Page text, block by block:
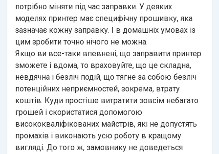
потрібно міняти під час заправки. У деяких
моделях принтер має специфічну прошивку, яка
зазначає кожну заправку. І в домашніх умовах із
цим зробити точно нічого не можна.
Якщо ви все-таки впевнені, що заправити принтер
зможете і вдома, то враховуйте, що це складна,
невдячна і безліч подій, що тягне за собою безліч
потенційних неприємностей, зокрема, втрату
коштів. Куди простіше витратити зовсім небагато
грошей і скористатися допомогою
висококваліфікованих майстрів, які не допустять
промахів і виконають усю роботу в кращому
вигляді. До того ж, замовнику не доведеться